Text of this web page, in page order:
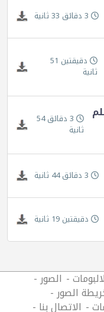
3 دقائق 33 ثانية
دقيقتين 51
ثانية
3 دقائق 54
ثانية
3 دقائق 44 ثانية
دقيقتين 19 ثانية
الصور
الصور
الاتصال بنا